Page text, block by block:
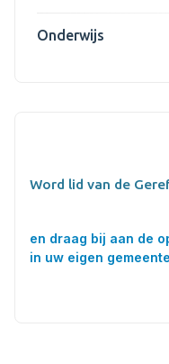
Onderwijs
Word lid van de
en draag bij aan de
in uw eigen